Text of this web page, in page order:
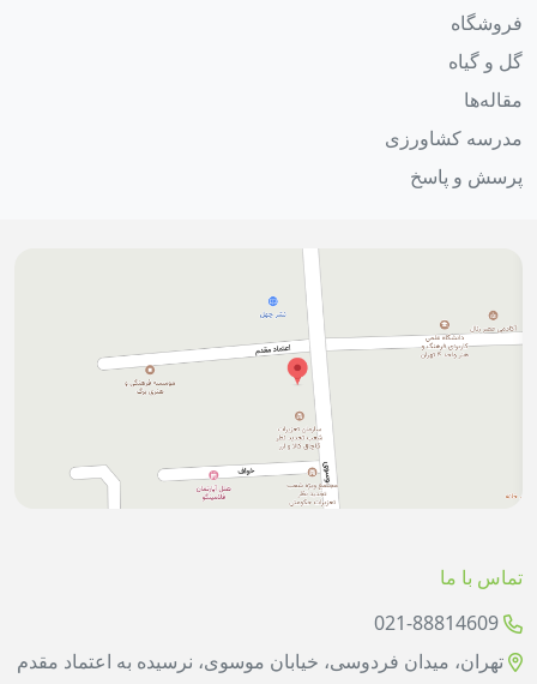
فروشگاه
گل و گیاه
مقاله‌ها
مدرسه کشاورزی
پرسش و پاسخ
تماس با ما
021-88814609
تهران، میدان فردوسی، خیابان موسوی، نرسیده به اعتماد مقدم